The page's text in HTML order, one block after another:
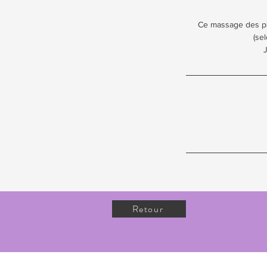
Ce massage des
Retour